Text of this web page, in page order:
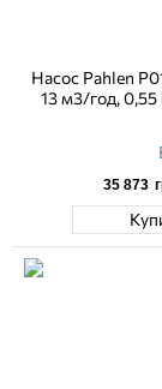
Насос Pahlen
13 м3/год, 0,55
35 873